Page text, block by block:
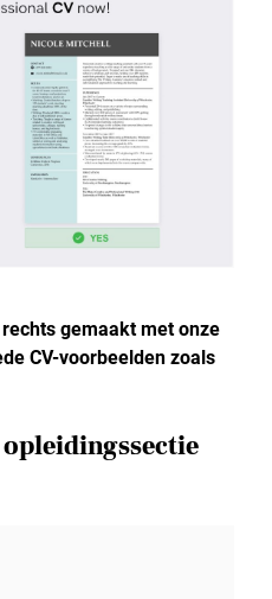
gemaakt met onze
CV-voorbeelden zoals